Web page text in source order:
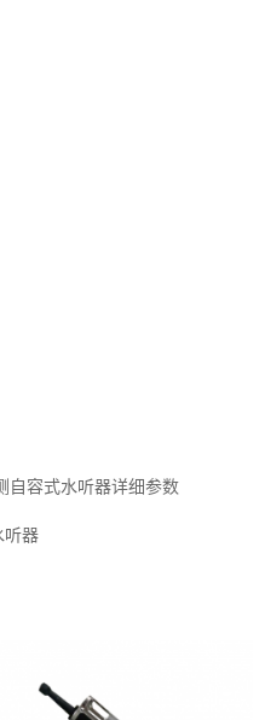
自容式水听器详细参数
听器